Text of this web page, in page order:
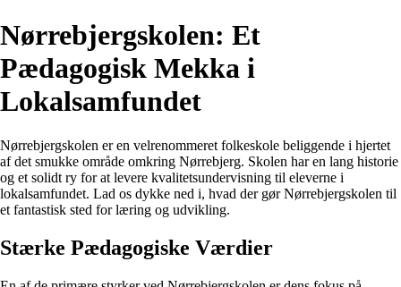
Nørrebjergskolen: Et
Pædagogisk Mekka i
Lokalsamfundet
Nørrebjergskolen er en velrenommeret folkeskole beliggende i hjertet
af det smukke område omkring Nørrebjerg. Skolen har en lang historie
og et solidt ry for at levere kvalitetsundervisning til eleverne i
lokalsamfundet. Lad os dykke ned i, hvad der gør Nørrebjergskolen til
et fantastisk sted for læring og udvikling.
Stærke Pædagogiske Værdier